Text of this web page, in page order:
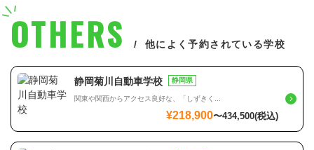
OTHERS 他によく予約されている学校
静岡県
静岡菊川自動車学校
関東や関西からアクセス良好な、「しずきく...
¥218,900〜434,500(税込)